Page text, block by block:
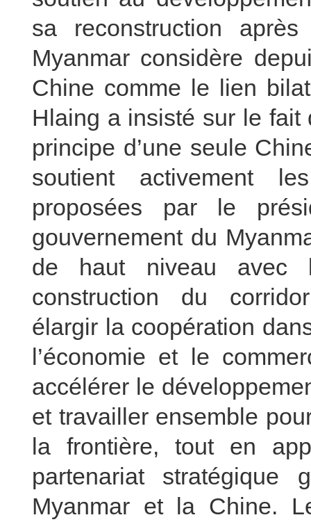
sa reconstruction
Myanmar considère
Chine comme le lien
Hlaing a insisté sur le fait
principe d’une seule
soutient activement
proposées par le
gouvernement du
de haut niveau avec
construction du
élargir la coopération
l’économie et le
accélérer le
et travailler ensemble
la frontière, tout en
partenariat stratégique
Myanmar et la Chine.